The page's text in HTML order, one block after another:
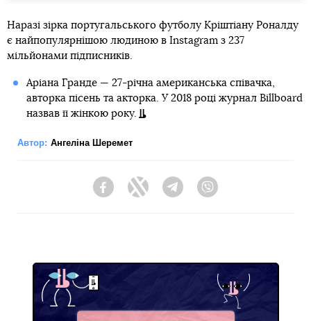
Наразі зірка португальського футболу Кріштіану Роналду
є найпопулярнішою людиною в Instagram з 237
мільйонами підписників.
Аріана Гранде — 27-річна американська співачка,
авторка пісень та акторка. У 2018 році журнал Billboard
назвав її жінкою року.
Автор: Ангеліна Шеремет
FacebookTwitter Telegram